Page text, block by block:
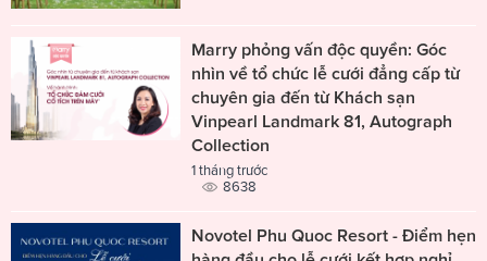
Marry phỏng vấn độc quyền: Góc
nhìn về tổ chức lễ cưới đẳng cấp từ
chuyên gia đến từ Khách sạn
Vinpearl Landmark 81, Autograph
Collection
1 tháng trước
8638
Novotel Phu Quoc Resort - Điểm hẹn